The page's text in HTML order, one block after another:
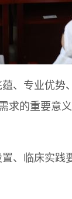
专业优势
的重要意
临床实践